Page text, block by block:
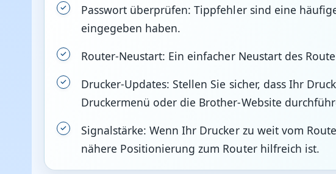
Passwort überprüfen: Tippfehler sind eine
eingegeben haben.
Router-Neustart: Ein einfacher Neustart des
Drucker-Updates: Stellen Sie sicher, dass Ihr
Druckermenü oder die Brother-Website
Signalstärke: Wenn Ihr Drucker zu weit vom
nähere Positionierung zum Router hilfreich ist.